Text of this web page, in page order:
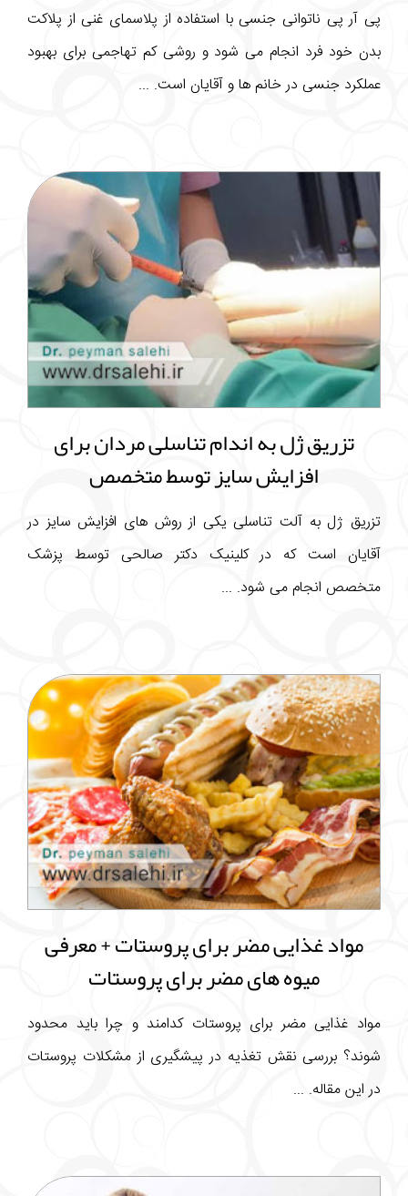
پی آر پی ناتوانی جنسی با استفاده از پلاسمای غنی از پلاکت
بدن خود فرد انجام می شود و روشی کم تهاجمی برای بهبود
عملکرد جنسی در خانم ها و آقایان است. ...
تزریق ژل به اندام تناسلی مردان برای
افزایش سایز توسط متخصص
تزریق ژل به آلت تناسلی یکی از روش های افزایش سایز در
آقایان است که در کلینیک دکتر صالحی توسط پزشک
متخصص انجام می شود. ...
مواد غذایی مضر برای پروستات + معرفی
میوه های مضر برای پروستات
مواد غذایی مضر برای پروستات کدامند و چرا باید محدود
شوند؟ بررسی نقش تغذیه در پیشگیری از مشکلات پروستات
در این مقاله. ...